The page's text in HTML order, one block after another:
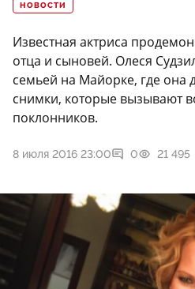
НОВОСТИ
Известная актриса
отца и сыновей. Олеся
семьей на Майорке, где она
снимки, которые вызывают
поклонников.
8 июля 2016 23:00 0 21 495